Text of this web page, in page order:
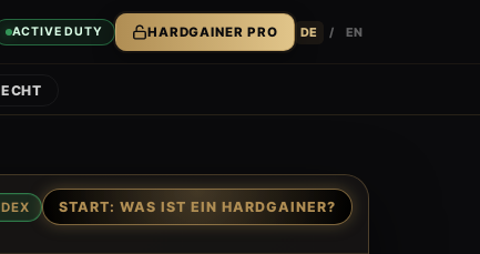
ACTIVE DUTY HARDGAINER PRO DE / EN
START: WAS IST EIN HARDGAINER?